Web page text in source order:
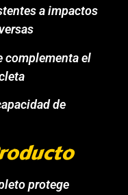
a impactos
complementa el
de
protege